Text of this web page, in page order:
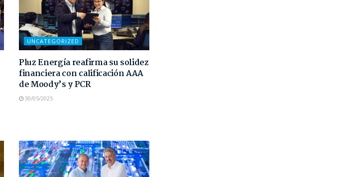
UNCATEGORIZED
Pluz Energía reafirma su solidez
financiera con calificación AAA
de Moody’s y PCR
30/05/2025